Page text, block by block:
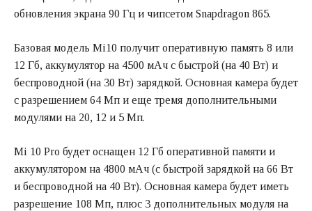
обновления экрана 90 Гц и чипсетом Snapdragon 865.
Базовая модель Mi10 получит оперативную память 8 или
12 Гб, аккумулятор на 4500 мАч с быстрой (на 40 Вт) и
беспроводной (на 30 Вт) зарядкой. Основная камера будет
с разрешением 64 Мп и еще тремя дополнительными
модулями на 20, 12 и 5 Мп.
Mi 10 Pro будет оснащен 12 Гб оперативной памяти и
аккумулятором на 4800 мАч (с быстрой зарядкой на 66 Вт
и беспроводной на 40 Вт). Основная камера будет иметь
разрешение 108 Мп, плюс 3 дополнительных модуля на